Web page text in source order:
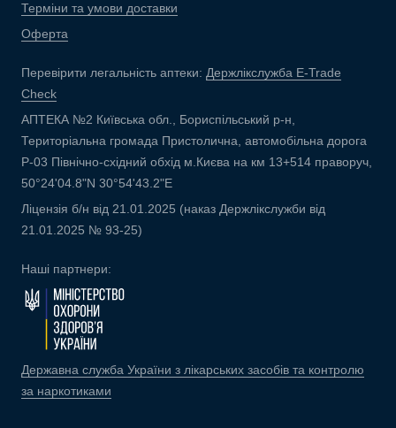
Терміни та умови доставки
Оферта
Перевірити легальність аптеки: Держлікслужба E-Trade
Check
АПТЕКА №2 Київська обл., Бориспільський р-н,
Територіальна громада Пристолична, автомобільна дорога
Р-03 Північно-східний обхід м.Києва на км 13+514 праворуч,
50°24'04.8"N 30°54'43.2"E
Ліцензія б/н від 21.01.2025 (наказ Держлікслужби від
21.01.2025 № 93-25)
Наші партнери:
Державна служба України з лікарських засобів та контролю
за наркотиками